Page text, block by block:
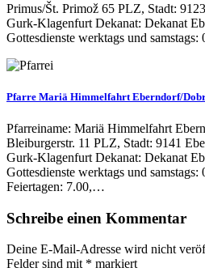
Primus/Št. Primož 65 PLZ, Stadt:
Gurk-Klagenfurt Dekanat: Dekanat
Gottesdienste werktags und
Pfarre Mariä Himmelfahrt Eberndorf/
Pfarreiname: Mariä Himmelfahrt
Bleiburgerstr. 11 PLZ, Stadt: 9141
Gurk-Klagenfurt Dekanat: Dekanat
Gottesdienste werktags und
Feiertagen: 7.00,…
Schreibe einen Kommentar
Deine E-Mail-Adresse wird nicht
Felder sind mit * markiert